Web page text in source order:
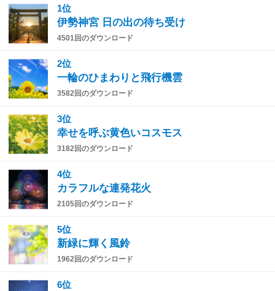
1位
伊勢神宮 日の出の待ち受け
4501回のダウンロード
2位
一輪のひまわりと飛行機雲
3582回のダウンロード
3位
幸せを呼ぶ黄色いコスモス
3182回のダウンロード
4位
カラフルな連発花火
2105回のダウンロード
5位
新緑に輝く風鈴
1962回のダウンロード
6位